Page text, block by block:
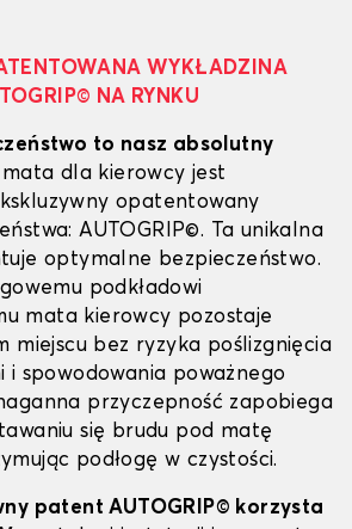
WYKŁADZINA
NA RYNKU
to nasz absolutny
mata dla kierowcy jest
opatentowany
AUTOGRIP©. Ta unikalna
optymalne bezpieczeństwo.
podkładowi
mata kierowcy pozostaje
miejscu bez ryzyka poślizgnięcia
i spowodowania poważnego
przyczepność zapobiega
się brudu pod matę
podłogę w czystości.
patent AUTOGRIP© korzysta